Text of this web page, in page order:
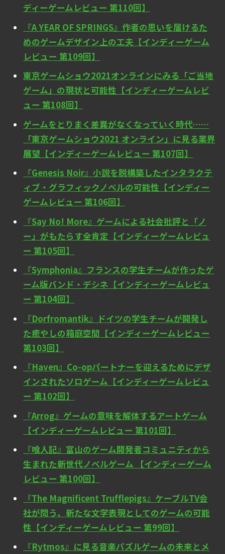
ディーゲームレビュー 第110回】
『A YEAR OF SPRINGS』作者の思いを届けるた
めのゲームデザイン上の工夫【インディーゲーム
レビュー 第109回】
東京ゲームショウ2021オンラインにみる「ご当地
ゲーム」の現状と可能性【インディーゲームレビ
ュー 第108回】
ゲームをとりまく差異がなくなっていく時代……
「東京ゲームショウ2021 オンライン」に見る業界
展望【インディーゲームレビュー 第107回】
『Genesis Noir』小説を脱構築したインタラクテ
ィブ・グラフィックノベルの可能性【インディー
ゲームレビュー 第106回】
『Say No! More』ゲームによる社会批評と「ノ
ー」がもたらす全肯定【インディーゲームレビュ
ー 第105回】
『Symphonia』フランスの学生チームが作ったゲ
ーム版バンド・デシネ【インディーゲームレビュ
ー 第104回】
『Dorfromantik』ドイツの学生チームが開発し
た癒やしの箱庭空間【インディーゲームレビュー
第103回】
『Haven』Co-opパートナーを迎えるためにデザ
インされたソロゲーム【インディーゲームレビュ
ー 第102回】
『Arrog』ゲームの意味を解体するアートゲーム
【インディーゲームレビュー 第101回】
『喰人記』富山のゲーム開発者コミュニティから
生まれた新世代ノベルゲーム 【インディーゲーム
レビュー 第100回】
『The Magnificent Trufflepigs』ケーブルTV会
社が問う、新たな文学表現としてのゲームの可能
性【インディーゲームレビュー 第99回】
『Rytmos』に見る音楽パズルゲームの未来とメ